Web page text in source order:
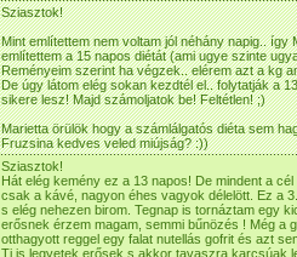
Sziasztok!
Mint említettem nem voltam jól néhány napig.. így
említettem a 15 napos diétát (ami ugye szinte
Reményeim szerint ha végzek.. elérem azt a kg
De úgy látom elég sokan kezdtél el.. folytatják a
sikere lesz! Majd számoljatok be! Feltétlen! ;)
Marietta örülök hogy a számlálgatós diéta sem
Fruzsina kedves veled miújság? :))
Sziasztok!
Hát elég kemény ez a 13 napos! De mindent a
csak a kávé, nagyon éhes vagyok délelött. Ez a
s elég nehezen birom. Tegnap is tornáztam egy
erősnek érzem magam, semmi bűnözés ! Még a
otthagyott reggel egy falat nutellás gofrit és azt
Ti is legyetek erősek s akkor tavaszra karcsúak